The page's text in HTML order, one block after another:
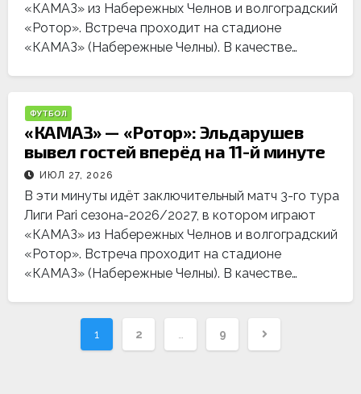
«КАМАЗ» из Набережных Челнов и волгоградский
«Ротор». Встреча проходит на стадионе
«КАМАЗ» (Набережные Челны). В качестве…
ФУТБОЛ
«КАМАЗ» — «Ротор»: Эльдарушев
вывел гостей вперёд на 11-й минуте
ИЮЛ 27, 2026
В эти минуты идёт заключительный матч 3-го тура
Лиги Pari сезона-2026/2027, в котором играют
«КАМАЗ» из Набережных Челнов и волгоградский
«Ротор». Встреча проходит на стадионе
«КАМАЗ» (Набережные Челны). В качестве…
Навигация
по
1 2 9